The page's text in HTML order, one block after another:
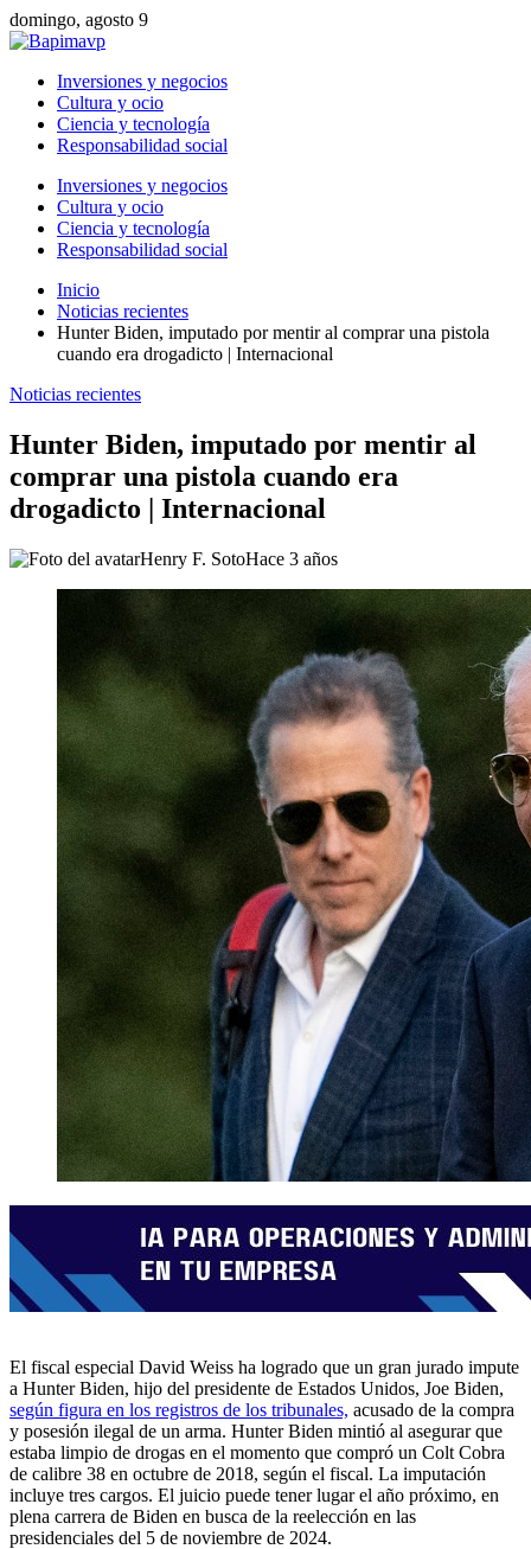
domingo, agosto 9
Inversiones y negocios
Cultura y ocio
Ciencia y tecnología
Responsabilidad social
Inversiones y negocios
Cultura y ocio
Ciencia y tecnología
Responsabilidad social
Inicio
Noticias recientes
Hunter Biden, imputado por mentir al comprar una pistola
cuando era drogadicto | Internacional
Noticias recientes
Hunter Biden, imputado por mentir al
comprar una pistola cuando era
drogadicto | Internacional
Henry F. SotoHace 3 años
El fiscal especial David Weiss ha logrado que un gran jurado impute
a Hunter Biden, hijo del presidente de Estados Unidos, Joe Biden,
según figura en los registros de los tribunales, acusado de la compra
y posesión ilegal de un arma. Hunter Biden mintió al asegurar que
estaba limpio de drogas en el momento que compró un Colt Cobra
de calibre 38 en octubre de 2018, según el fiscal. La imputación
incluye tres cargos. El juicio puede tener lugar el año próximo, en
plena carrera de Biden en busca de la reelección en las
presidenciales del 5 de noviembre de 2024.